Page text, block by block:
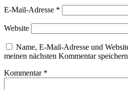
E-Mail-Adresse *
Website
Name, E-Mail-Adresse und
meinen nächsten Kommentar
Kommentar *